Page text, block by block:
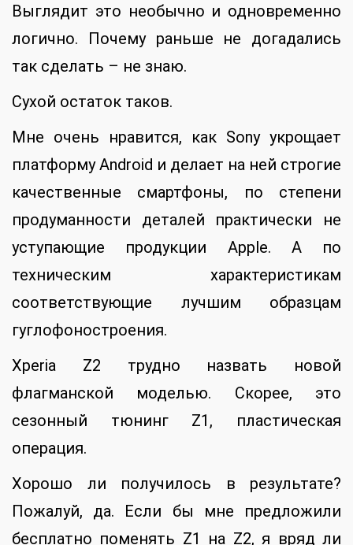
Выглядит это необычно и одновременно
логично. Почему раньше не догадались
так сделать – не знаю.
Сухой остаток таков.
Мне очень нравится, как Sony укрощает
платформу Android и делает на ней строгие
качественные смартфоны, по степени
продуманности деталей практически не
уступающие продукции Apple. А по
техническим характеристикам
соответствующие лучшим образцам
гуглофоностроения.
Xperia Z2 трудно назвать новой
флагманской моделью. Скорее, это
сезонный тюнинг Z1, пластическая
операция.
Хорошо ли получилось в результате?
Пожалуй, да. Если бы мне предложили
бесплатно поменять Z1 на Z2, я вряд ли